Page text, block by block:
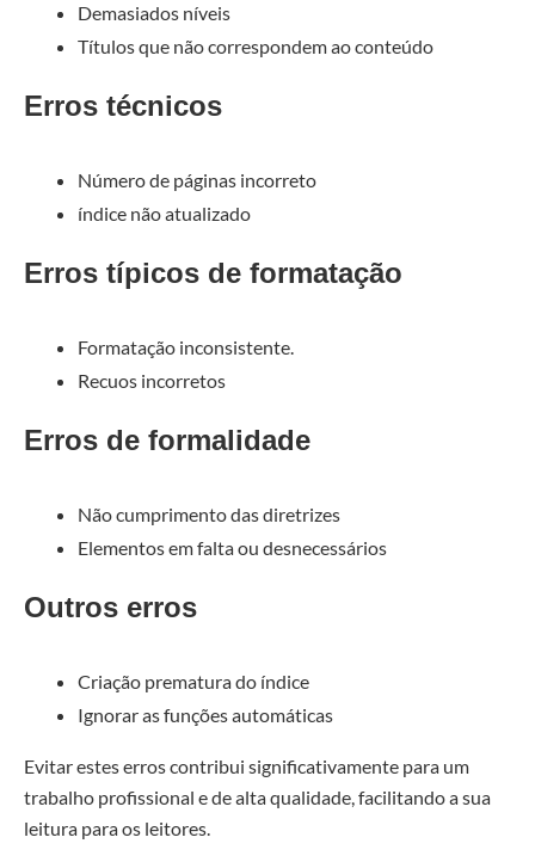
Demasiados níveis
Títulos que não correspondem ao conteúdo
Erros técnicos
Número de páginas incorreto
índice não atualizado
Erros típicos de formatação
Formatação inconsistente.
Recuos incorretos
Erros de formalidade
Não cumprimento das diretrizes
Elementos em falta ou desnecessários
Outros erros
Criação prematura do índice
Ignorar as funções automáticas
Evitar estes erros contribui significativamente para um
trabalho profissional e de alta qualidade, facilitando a sua
leitura para os leitores.